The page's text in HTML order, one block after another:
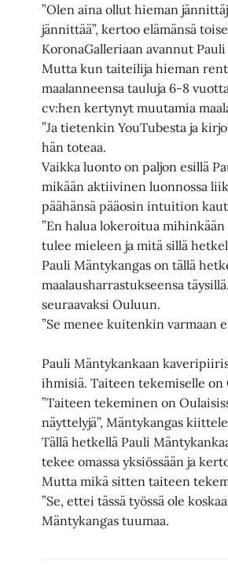
”Olen aina ollut hieman
jännittää”, kertoo elämänsä
KoronaGalleriaan avannut
Mutta kun taiteilija hieman
maalanneensa tauluja 6-8
cv:hen kertynyt muutamia
”Ja tietenkin YouTubesta ja
hän toteaa.
Vaikka luonto on paljon esillä
mikään aktiivinen luonnossa
päähänsä pääosin intuition
”En halua lokeroitua
tulee mieleen ja mitä sillä
Pauli Mäntykangas on tällä
maalausharrastukseensa
seuraavaksi Ouluun.
”Se menee kuitenkin varmaan
Pauli Mäntykankaan
ihmisiä. Taiteen tekemiselle on
”Taiteen tekeminen on
näyttelyjä”, Mäntykangas
Tällä hetkellä Pauli
tekee omassa yksiössään ja
Mutta mikä sitten taiteen
”Se, ettei tässä työssä ole
Mäntykangas tuumaa.